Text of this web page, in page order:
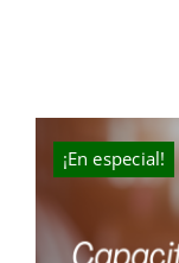
¡En especial!